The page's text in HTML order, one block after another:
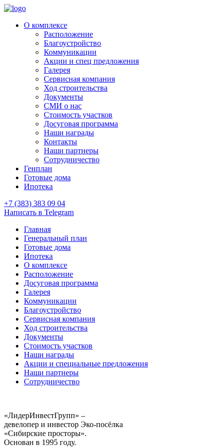
О комплексе
Расположение
Благоустройство
Коммуникации
Акции и спец предложения
Галерея
Сервисная компания
Ход строительства
Документы
СМИ о нас
Стоимость участков
Досуговая программа
Наши награды
Контакты
Наши партнеры
Сотрудничество
Генплан
Готовые дома
Ипотека
+7 (383) 383 09 04
Написать в Telegram
Главная
Генеральный план
Готовые дома
Ипотека
О комплексе
Расположение
Досуговая программа
Галерея
Коммуникации
Благоустройство
Сервисная компания
Ход строительства
Документы
Стоимость участков
Наши награды
Акции и специальные предложения
Наши партнеры
Сотрудничество
«ЛидерИнвестГрупп» –
девелопер и инвестор Эко-посёлка
«Сибирские просторы».
Основан в 1995 году.